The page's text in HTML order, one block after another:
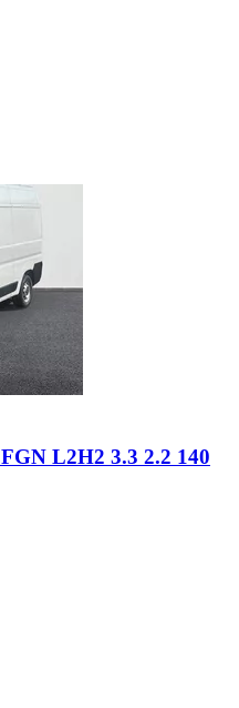
FGN L2H2 3.3 2.2 140